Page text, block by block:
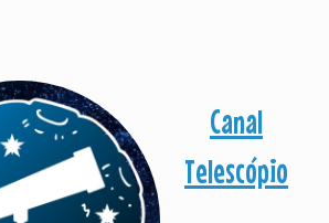
Canal
Telescópio